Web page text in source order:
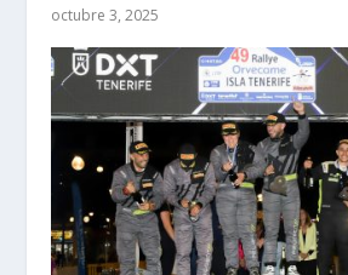
octubre 3, 2025